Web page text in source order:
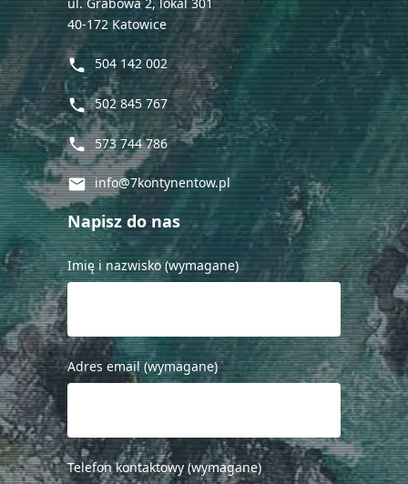
40-172 Katowice
phone 504 142 002
phone 502 845 767
phone 573 744 786
mail info@7kontynentow.pl
Napisz do nas
Imię i nazwisko (wymagane)
Adres email (wymagane)
Telefon kontaktowy (wymagane)